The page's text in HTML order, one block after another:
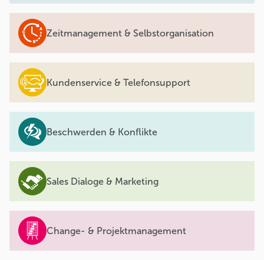
Zeitmanagement & Selbstorganisation
Kundenservice & Telefonsupport
Beschwerden & Konflikte
Sales Dialoge & Marketing
Change- & Projektmanagement